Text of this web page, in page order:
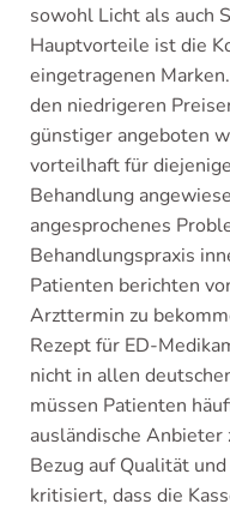
sowohl Licht als auch
Hauptvorteile ist die
eingetragenen
den niedrigeren
günstiger angeboten
vorteilhaft für
Behandlung
angesprochenes
Behandlungspraxis
Patienten berichten
Arzttermin zu
Rezept für ED-
nicht in allen
müssen Patienten
ausländische Anbieter
Bezug auf Qualität
kritisiert, dass die